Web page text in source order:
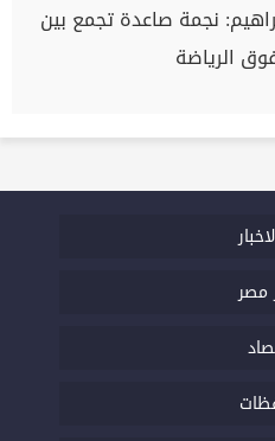
نجمة صاعدة تجمع بين
الرياضة
مصر